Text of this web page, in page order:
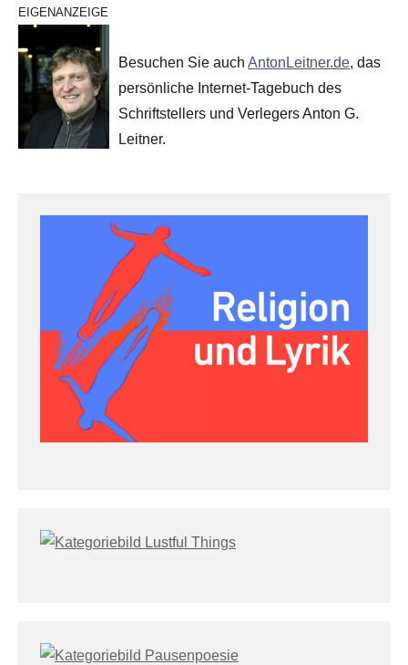
EIGENANZEIGE
Besuchen Sie auch AntonLeitner.de, das
persönliche Internet-Tagebuch des
Schriftstellers und Verlegers Anton G.
Leitner.